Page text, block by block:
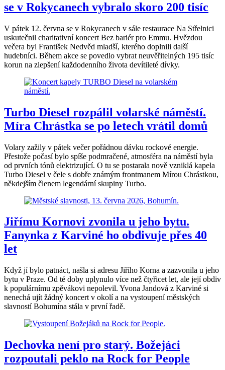
se v Rokycanech vybralo skoro 200 tisíc
V pátek 12. června se v Rokycanech v sále restaurace Na Střelnici
uskutečnil charitativní koncert Bez bariér pro Emmu. Hvězdou
večera byl František Nedvěd mladší, kterého doplnili další
hudebníci. Během akce se povedlo vybrat neuvěřitelných 195 tisíc
korun na zlepšení každodenního života devítileté dívky.
Turbo Diesel rozpálil volarské náměstí.
Míra Chrástka se po letech vrátil domů
Volary zažily v pátek večer pořádnou dávku rockové energie.
Přestože počasí bylo spíše podmračené, atmosféra na náměstí byla
od prvních tónů elektrizující. O tu se postarala nově vzniklá kapela
Turbo Diesel v čele s dobře známým frontmanem Mírou Chrástkou,
někdejším členem legendární skupiny Turbo.
Jiřímu Kornovi zvonila u jeho bytu.
Fanynka z Karviné ho obdivuje přes 40
let
Když jí bylo patnáct, našla si adresu Jiřího Korna a zazvonila u jeho
bytu v Praze. Od té doby uplynulo více než čtyřicet let, ale její obdiv
k populárnímu zpěvákovi nepolevil. Yvona Jandová z Karviné si
nenechá ujít žádný koncert v okolí a na vystoupení městských
slavností Bohumína stála v první řadě.
Dechovka není pro starý. Božejáci
rozpoutali peklo na Rock for People